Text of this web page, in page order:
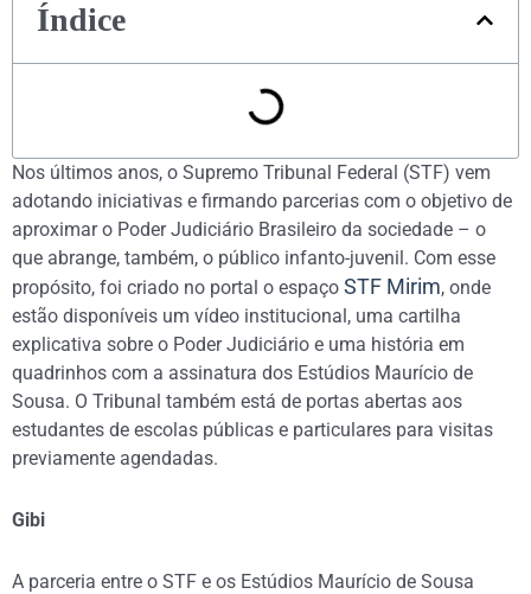
Índice
Nos últimos anos, o Supremo Tribunal Federal (STF) vem
adotando iniciativas e firmando parcerias com o objetivo de
aproximar o Poder Judiciário Brasileiro da sociedade – o
que abrange, também, o público infanto-juvenil. Com esse
propósito, foi criado no portal o espaço STF Mirim, onde
estão disponíveis um vídeo institucional, uma cartilha
explicativa sobre o Poder Judiciário e uma história em
quadrinhos com a assinatura dos Estúdios Maurício de
Sousa. O Tribunal também está de portas abertas aos
estudantes de escolas públicas e particulares para visitas
previamente agendadas.
Gibi
A parceria entre o STF e os Estúdios Maurício de Sousa